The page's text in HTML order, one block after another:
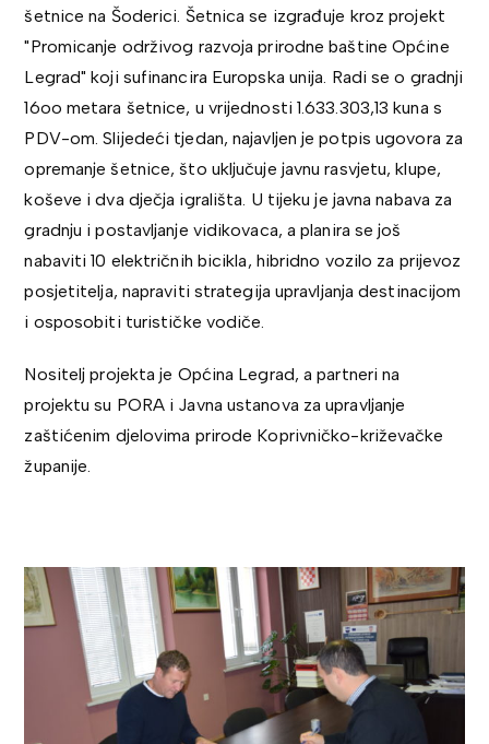
šetnice na Šoderici. Šetnica se izgrađuje kroz projekt
"Promicanje održivog razvoja prirodne baštine Općine
Legrad" koji sufinancira Europska unija. Radi se o gradnji
16oo metara šetnice, u vrijednosti 1.633.303,13 kuna s
PDV-om. Slijedeći tjedan, najavljen je potpis ugovora za
opremanje šetnice, što uključuje javnu rasvjetu, klupe,
koševe i dva dječja igrališta. U tijeku je javna nabava za
gradnju i postavljanje vidikovaca, a planira se još
nabaviti 10 električnih bicikla, hibridno vozilo za prijevoz
posjetitelja, napraviti strategija upravljanja destinacijom
i osposobiti turističke vodiče.
Nositelj projekta je Općina Legrad, a partneri na
projektu su PORA i Javna ustanova za upravljanje
zaštićenim djelovima prirode Koprivničko-križevačke
županije.